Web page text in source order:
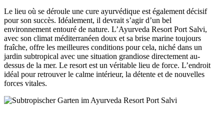
Le lieu où se déroule une cure ayurvédique est également décisif
pour son succès. Idéalement, il devrait s’agir d’un bel
environnement entouré de nature. L’Ayurveda Resort Port Salvi,
avec son climat méditerranéen doux et sa brise marine toujours
fraîche, offre les meilleures conditions pour cela, niché dans un
jardin subtropical avec une situation grandiose directement au-
dessus de la mer. Le resort est un véritable lieu de force. L’endroit
idéal pour retrouver le calme intérieur, la détente et de nouvelles
forces vitales.